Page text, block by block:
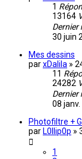
1
13164
Dernier
30 juin
Mes dessins
parxDalila »
11
24282
Dernier
08
Photofiltre +
par L0llip0p »
1